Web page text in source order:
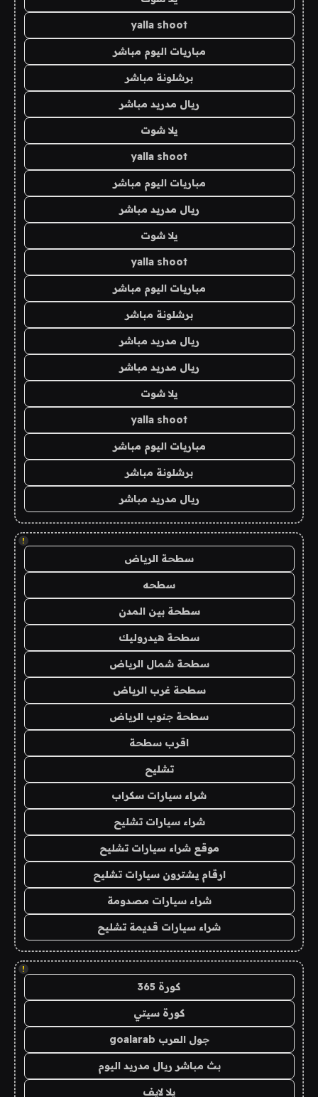
yalla shoot
مباريات اليوم مباشر
برشلونة مباشر
ريال مدريد مباشر
يلا شوت
yalla shoot
مباريات اليوم مباشر
ريال مدريد مباشر
يلا شوت
yalla shoot
مباريات اليوم مباشر
برشلونة مباشر
ريال مدريد مباشر
ريال مدريد مباشر
يلا شوت
yalla shoot
مباريات اليوم مباشر
برشلونة مباشر
ريال مدريد مباشر
!
سطحة الرياض
سطحه
سطحة بين المدن
سطحة هيدروليك
سطحة شمال الرياض
سطحة غرب الرياض
سطحة جنوب الرياض
اقرب سطحة
تشليح
شراء سيارات سكراب
شراء سيارات تشليح
موقع شراء سيارات تشليح
ارقام يشترون سيارات تشليح
شراء سيارات مصدومة
شراء سيارات قديمة تشليح
!
كورة 365
كورة سيتي
جول العرب goalarab
بث مباشر ريال مدريد اليوم
يلا لايف